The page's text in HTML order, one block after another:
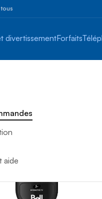
divertissementForfaits
aide